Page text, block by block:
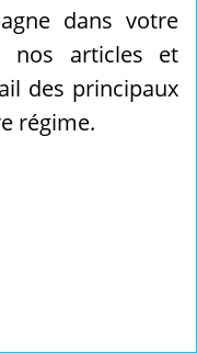
dans votre
nos articles et
des principaux
régime.